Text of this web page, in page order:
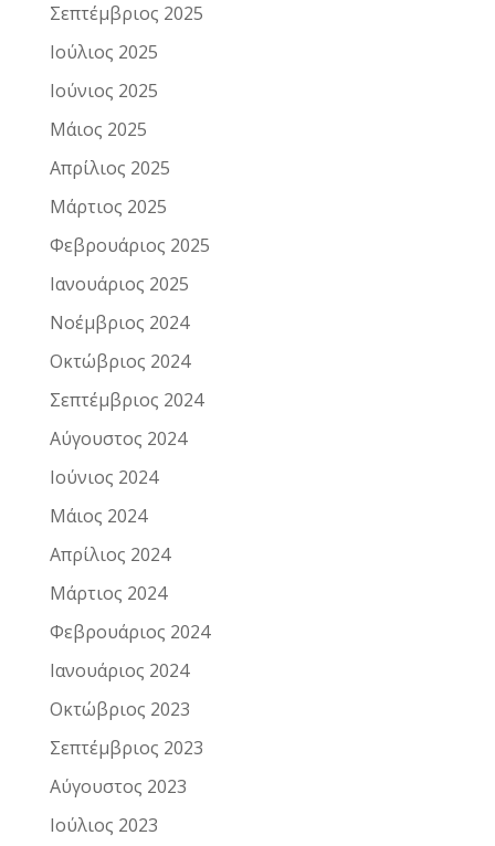
Σεπτέμβριος 2025
Ιούλιος 2025
Ιούνιος 2025
Μάιος 2025
Απρίλιος 2025
Μάρτιος 2025
Φεβρουάριος 2025
Ιανουάριος 2025
Νοέμβριος 2024
Οκτώβριος 2024
Σεπτέμβριος 2024
Αύγουστος 2024
Ιούνιος 2024
Μάιος 2024
Απρίλιος 2024
Μάρτιος 2024
Φεβρουάριος 2024
Ιανουάριος 2024
Οκτώβριος 2023
Σεπτέμβριος 2023
Αύγουστος 2023
Ιούλιος 2023